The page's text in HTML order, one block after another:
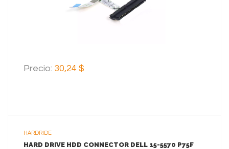
AGREGAR AL CARRITO
Precio: 30,24 $
HARDRIDE
HARD DRIVE HDD CONNECTOR DELL 15-5570 P75F